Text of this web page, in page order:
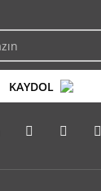
KAYDOL